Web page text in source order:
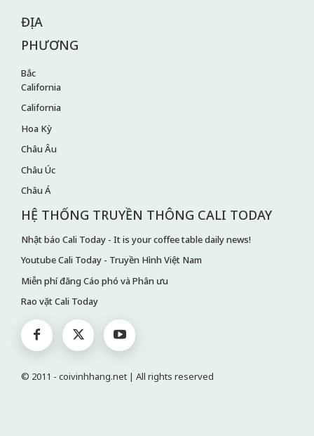
ĐỊA
PHƯƠNG
Bắc
California
California
Hoa Kỳ
Châu Âu
Châu Úc
Châu Á
HỆ THỐNG TRUYỀN THÔNG CALI TODAY
Nhật báo Cali Today - It is your coffee table daily news!
Youtube Cali Today - Truyền Hình Việt Nam
Miễn phí đăng Cáo phó và Phân ưu
Rao vặt Cali Today
© 2011 - coivinhhang.net | All rights reserved